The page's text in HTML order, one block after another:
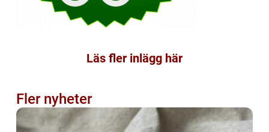
Läs fler inlägg här
Fler nyheter